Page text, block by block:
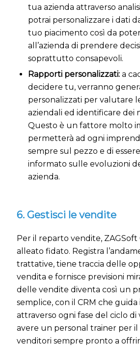
tua azienda attraverso
potrai personalizzare i dati
tuo piacimento così da
all’azienda di prendere
soprattutto consapevoli.
Rapporti personalizzati:a
decidere tu, verranno
personalizzati per valutare
aziendali ed identificare dei
Questo è un fattore molto
permetterà ad ogni
sempre sul pezzo e di
informato sulle evoluzioni
azienda.
6. Gestisci le vendite
Per il reparto vendite, ZAGSoft
alleato fidato. Registra
trattative, tiene traccia delle
vendita e fornisce previsioni
delle vendite diventa così un
semplice, con il CRM che
attraverso ogni fase del ciclo di
avere un personal trainer per
venditori sempre pronto a